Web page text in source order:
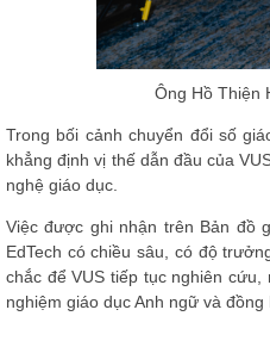
Ông Hồ Thiện
Trong bối cảnh chuyển đổi số
khẳng định vị thế dẫn đầu của
nghệ giáo dục.
Việc được ghi nhận trên Bản đồ
EdTech có chiều sâu, có độ
chắc để VUS tiếp tục nghiên
nghiệm giáo dục Anh ngữ và